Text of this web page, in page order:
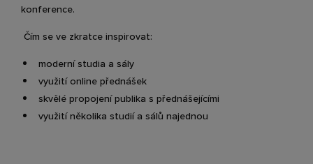
konference.
Čím se ve zkratce inspirovat:
moderní studia a sály
využití online přednášek
skvělé propojení publika s přednášejícími
využití několika studií a sálů najednou